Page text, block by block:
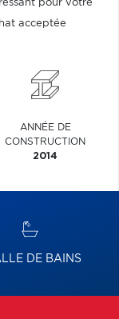
pour votre
acceptée
ANNÉE DE
CONSTRUCTION
2014
DE BAINS